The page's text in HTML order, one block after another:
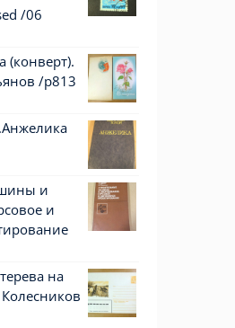
/06
(конверт).
/р813
и
и
на